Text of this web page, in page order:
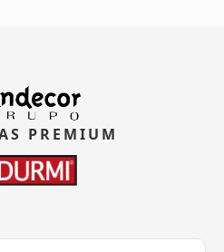
PREMIUM